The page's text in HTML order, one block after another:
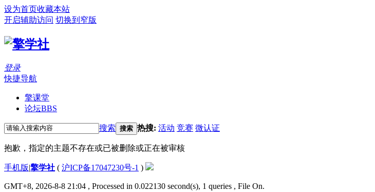
设为首页收藏本站
开启辅助访问 切换到窄版
登录
快捷导航
擎课堂
论坛BBS
搜索 搜索 热搜: 活动 竞赛 微认证
抱歉，指定的主题不存在或已被删除或正在被审核
手机版|擎学社 ( 沪ICP备17047230号-1 )
GMT+8, 2026-8-8 21:04 , Processed in 0.022130 second(s), 1 queries , File On.